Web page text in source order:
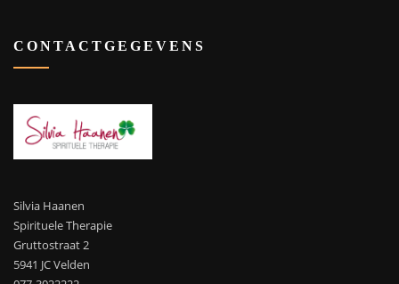
CONTACTGEGEVENS
Silvia Haanen
Spirituele Therapie
Gruttostraat 2
5941 JC Velden